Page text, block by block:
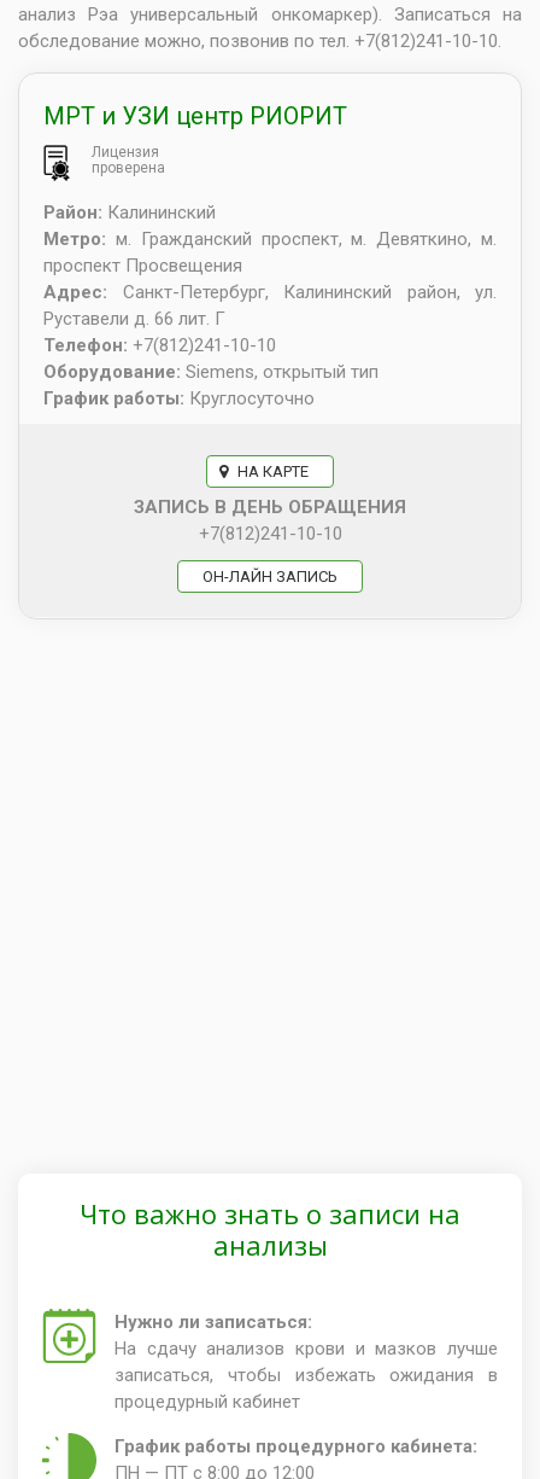
анализ Рэа универсальный онкомаркер). Записаться на
обследование можно, позвонив по тел. +7(812)241-10-10.
МРТ и УЗИ центр РИОРИТ
Лицензия
проверена
Район: Калининский
Метро: м. Гражданский проспект, м. Девяткино, м.
проспект Просвещения
Адрес: Санкт-Петербург, Калининский район, ул.
Руставели д. 66 лит. Г
Телефон: +7(812)241-10-10
Оборудование: Siemens, открытый тип
График работы: Круглосуточно
НА КАРТЕ
ЗАПИСЬ В ДЕНЬ ОБРАЩЕНИЯ
+7(812)241-10-10
ОН-ЛАЙН ЗАПИСЬ
Что важно знать о записи на
анализы
Нужно ли записаться:
На сдачу анализов крови и мазков лучше
записаться, чтобы избежать ожидания в
процедурный кабинет
График работы процедурного кабинета:
ПН — ПТ с 8:00 до 12:00